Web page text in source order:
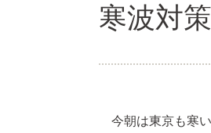
寒波対
今朝は東京も寒い